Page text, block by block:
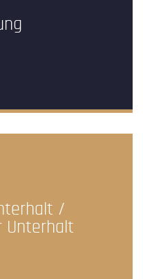
/
Unterhalt